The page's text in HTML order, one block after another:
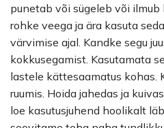
punetab või sügeleb või
rohke veega ja ära kasuta
värvimise ajal. Kandke segu
kokkusegamist. Kasutamata
lastele kättesaamatus kohas.
ruumis. Hoida jahedas ja
loe kasutusjuhend hoolikalt